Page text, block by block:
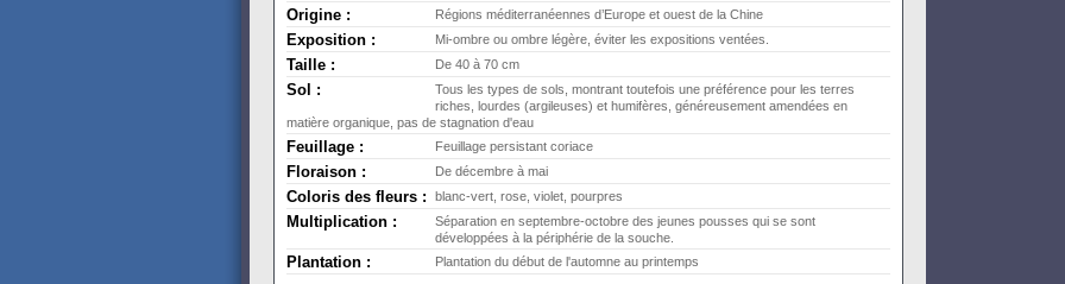
Origine : Régions méditerranéennes d’Europe et ouest de la Chine
Exposition : Mi-ombre ou ombre légère, éviter les expositions ventées.
Taille : De 40 à 70 cm
Sol :
Tous les types de sols, montrant toutefois une préférence pour les terres
riches, lourdes (argileuses) et humifères, généreusement amendées en
matière organique, pas de stagnation d'eau
Feuillage : Feuillage persistant coriace
Floraison : De décembre à mai
Coloris des fleurs : blanc-vert, rose, violet, pourpres
Multiplication :
Séparation en septembre-octobre des jeunes pousses qui se sont
développées à la périphérie de la souche.
Plantation : Plantation du début de l'automne au printemps